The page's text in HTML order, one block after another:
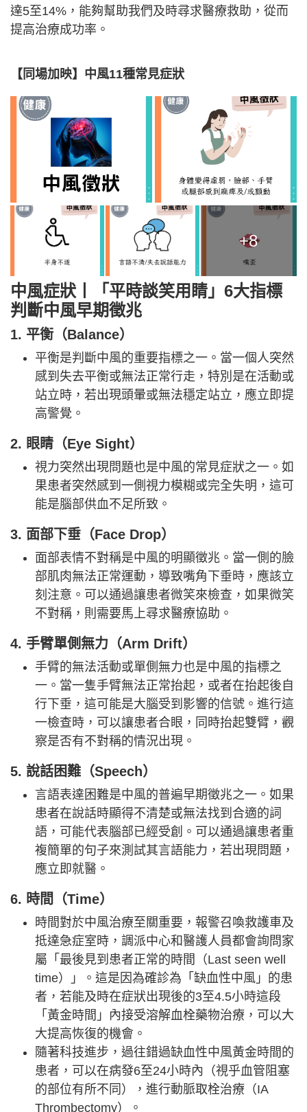
達5至14%，能夠幫助我們及時尋求醫療救助，從而
提高治療成功率。
【同場加映】中風11種常見症狀
+8
中風症狀丨「平時談笑用睛」6大指標
判斷中風早期徵兆
1. 平衡（Balance）
平衡是判斷中風的重要指標之一。當一個人突然
感到失去平衡或無法正常行走，特別是在活動或
站立時，若出現頭暈或無法穩定站立，應立即提
高警覺。
2. 眼睛（Eye Sight）
視力突然出現問題也是中風的常見症狀之一。如
果患者突然感到一側視力模糊或完全失明，這可
能是腦部供血不足所致。
3. 面部下垂（Face Drop）
面部表情不對稱是中風的明顯徵兆。當一側的臉
部肌肉無法正常運動，導致嘴角下垂時，應該立
刻注意。可以通過讓患者微笑來檢查，如果微笑
不對稱，則需要馬上尋求醫療協助。
4. 手臂單側無力（Arm Drift）
手臂的無法活動或單側無力也是中風的指標之
一。當一隻手臂無法正常抬起，或者在抬起後自
行下垂，這可能是大腦受到影響的信號。進行這
一檢查時，可以讓患者合眼，同時抬起雙臂，觀
察是否有不對稱的情況出現。
5. 說話困難（Speech）
言語表達困難是中風的普遍早期徵兆之一。如果
患者在說話時顯得不清楚或無法找到合適的詞
語，可能代表腦部已經受創。可以通過讓患者重
複簡單的句子來測試其言語能力，若出現問題，
應立即就醫。
6. 時間（Time）
時間對於中風治療至關重要，報警召喚救護車及
抵達急症室時，調派中心和醫護人員都會詢問家
屬「最後見到患者正常的時間（Last seen well
time）」。這是因為確診為「缺血性中風」的患
者，若能及時在症狀出現後的3至4.5小時這段
「黃金時間」內接受溶解血栓藥物治療，可以大
大提高恢復的機會。
隨著科技進步，過往錯過缺血性中風黃金時間的
患者，可以在病發6至24小時內（視乎血管阻塞
的部位有所不同），進行動脈取栓治療（IA
Thrombectomy）。